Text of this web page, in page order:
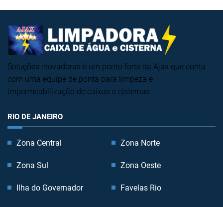
Soluções inovadoras é um ponto forte da Ajax que conta
com uma equipe de ponta para limpeza e
impermeabilização de caixas e cisternas.
RIO DE JANEIRO
Zona Central Zona Norte
Zona Sul Zona Oeste
Ilha do Governador Favelas Rio